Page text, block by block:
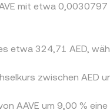
mit etwa
etwa 324,71 AED,
zwischen AED
AAVE um 9,00 %